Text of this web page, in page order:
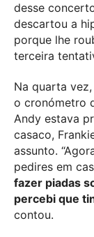
desse
descartou a
porque lhe
terceira
Na quarta
o cronómetro
Andy estava
casaco,
assunto.
pedires em
fazer piadas
percebi que
contou.